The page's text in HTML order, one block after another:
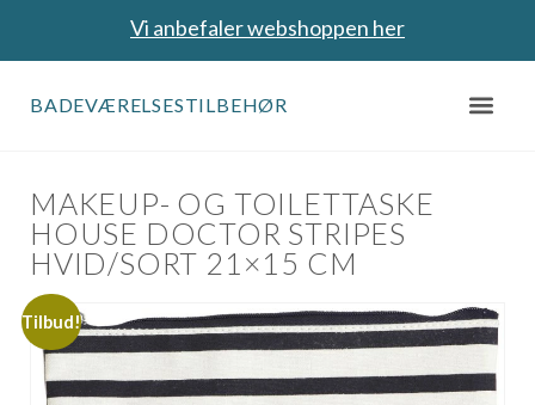
Vi anbefaler webshoppen her
BADEVÆRELSESTILBEHØR
MAKEUP- OG TOILETTASKE
HOUSE DOCTOR STRIPES
HVID/SORT 21×15 CM
Tilbud!